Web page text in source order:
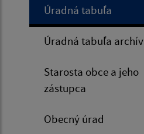
Úradná tabuľa
Úradná tabuľa archív
Starosta obce a jeho
zástupca
Obecný úrad